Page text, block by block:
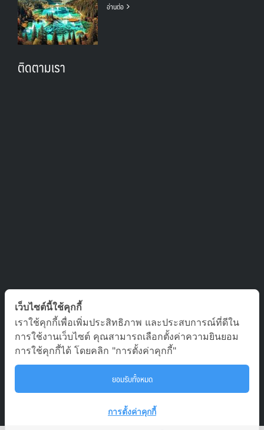
อ่านต่อ
ติดตามเรา
ติดต่อเรา
บริษัท ออล อเบ้าท์ เจอร์นีย์ จำกัด เลขที่ 5/1800 หมู่บ้านประชาชื่น
ซอย สามัคคี 63 ตำบล บางตลาด อำเภอ ปากเกร็ด นนทบุรี 11120
02-980-0203, 081-929-9293
เว็บไซต์นี้ใช้คุกกี้
เราใช้คุกกี้เพื่อเพิ่มประสิทธิภาพ และประสบการณ์ที่ดีใน
การใช้งานเว็บไซต์ คุณสามารถเลือกตั้งค่าความยินยอม
การใช้คุกกี้ได้ โดยคลิก "การตั้งค่าคุกกี้"
ยอมรับทั้งหมด
การตั้งค่าคุกกี้